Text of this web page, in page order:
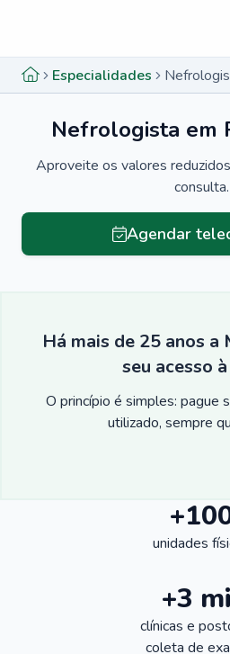
Especialidades
Nefrologista em
Aproveite os valores
consulta.
Agendar
Há mais de 25 anos
seu acesso
O princípio é simples: pague
utilizado, sempre
unidades
+3
clínicas e
coleta de